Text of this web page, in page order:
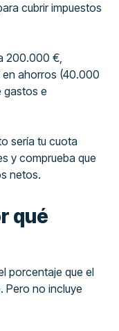
cubrir impuestos
200.000 €,
ahorros (40.000
gastos e
sería tu cuota
y comprueba que
netos.
qué
porcentaje que el
Pero no incluye